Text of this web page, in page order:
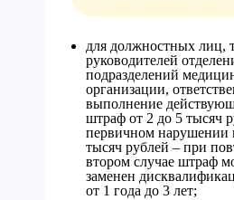
для должностных лиц,
руководителей
подразделений
организации,
выполнение
штраф от 2 до 5 тысяч
первичном нарушении
тысяч рублей – при
втором случае штраф
заменен
от 1 года до 3 лет;